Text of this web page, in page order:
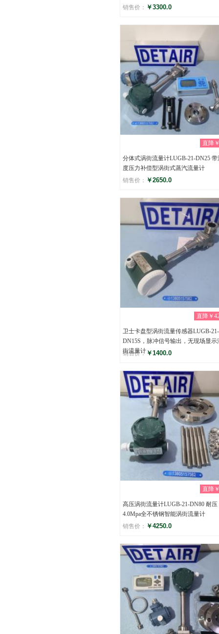
销售价： ￥3300.0
评分
直降
分体式涡街流量计LUGB-21-DN25 带
度压力补偿型涡街式蒸汽流量计
销售价： ￥2650.0
评分
(0)
直降￥
卫士卡盘型涡街流量传感器LUGB-21-
DN15S，脉冲信号输出，无现场显示
街流量计
销售价： ￥1400.0
评分
(0)
直降
高压涡街流量计LUGB-21-DN80 耐压
4.0Mpa全不锈钢智能涡街流量计
销售价： ￥4250.0
评分
(0)